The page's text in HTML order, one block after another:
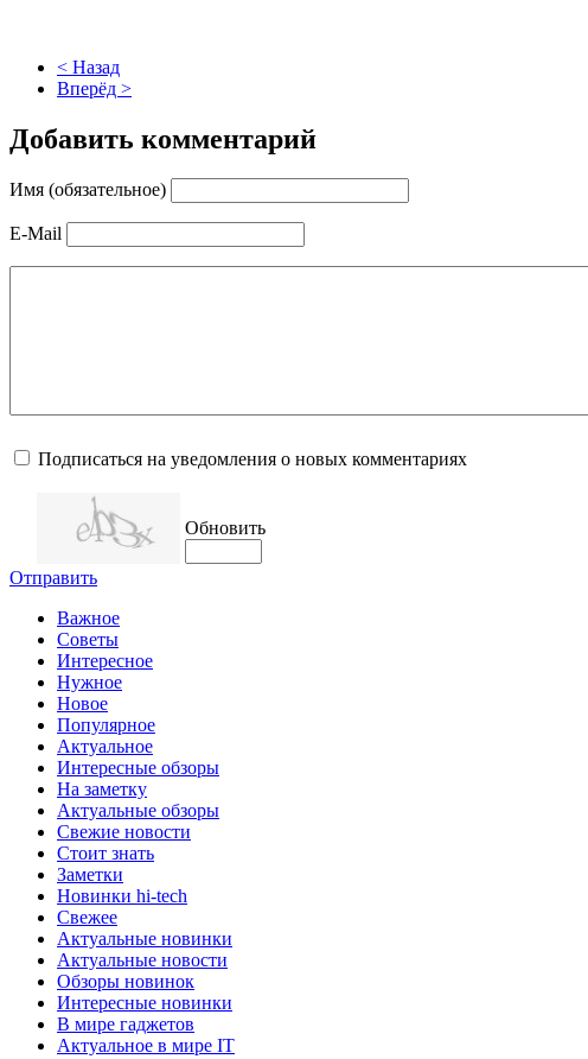
< Назад
Вперёд >
Добавить комментарий
Имя (обязательное)
E-Mail
Подписаться на уведомления о новых комментариях
Обновить
Отправить
Важное
Советы
Интересное
Нужное
Новое
Популярное
Актуальное
Интересные обзоры
На заметку
Актуальные обзоры
Свежие новости
Стоит знать
Заметки
Новинки hi-tech
Свежее
Актуальные новинки
Актуальные новости
Обзоры новинок
Интересные новинки
В мире гаджетов
Актуальное в мире IT